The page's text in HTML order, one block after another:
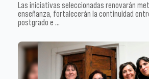
Las iniciativas seleccionadas renovarán
enseñanza, fortalecerán la continuidad
postgrado e …